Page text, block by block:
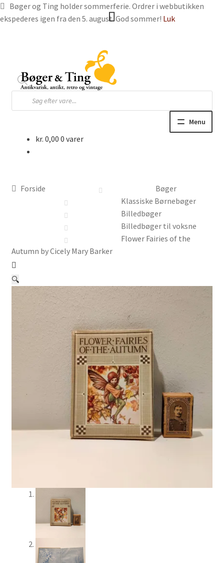
Bøger og Ting holder sommerferie. Ordrer i webbutikken
ekspederes igen fra den 5. august. God sommer! Luk
navigation
indhold
Products
search
Menu
Ting
Jul og temaer
Om os
kr. 0,00 0 varer
Forside
Bøger
Klassiske Børnebøger
Billedbøger
Billedbøger til voksne
Flower Fairies of the
Autumn by Cicely Mary Barker
🔍